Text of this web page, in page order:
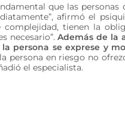
que las personas
afirmó el
tienen la
necesario”.Además de la
persona se exprese y
persona en riesgo no
el especialista.